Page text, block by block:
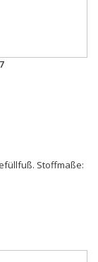
Stoffmaße: